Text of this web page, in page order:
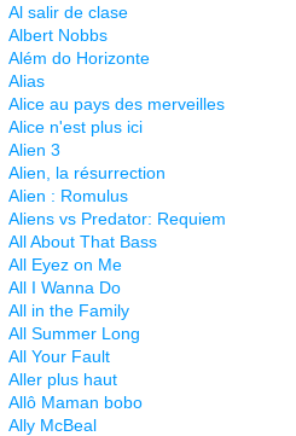
Al salir de clase
Albert Nobbs
Além do Horizonte
Alias
Alice au pays des merveilles
Alice n'est plus ici
Alien 3
Alien, la résurrection
Alien : Romulus
Aliens vs Predator: Requiem
All About That Bass
All Eyez on Me
All I Wanna Do
All in the Family
All Summer Long
All Your Fault
Aller plus haut
Allô Maman bobo
Ally McBeal